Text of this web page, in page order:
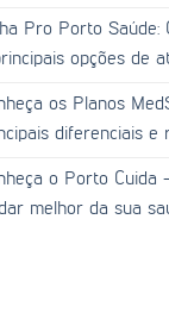
Pro Porto Saúde:
opções de
os Planos
diferenciais e
o Porto Cuida
melhor da sua